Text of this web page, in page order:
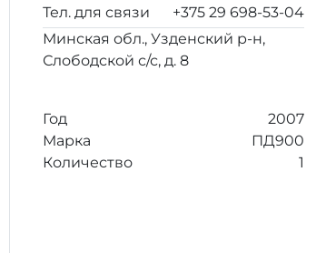
Тел. для связи
+375 29 698-53-04
Минская обл., Узденский р-н,
Слободской с/с, д. 8
Год
2007
Марка
ПД900
Количество
1